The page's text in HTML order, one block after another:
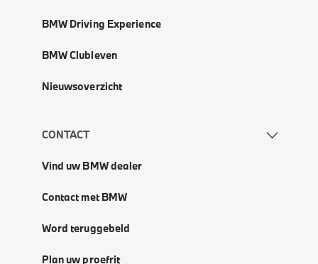
BMW Driving Experience
BMW Clubleven
Nieuwsoverzicht
CONTACT
Vind uw BMW dealer
Contact met BMW
Word teruggebeld
Plan uw proefrit